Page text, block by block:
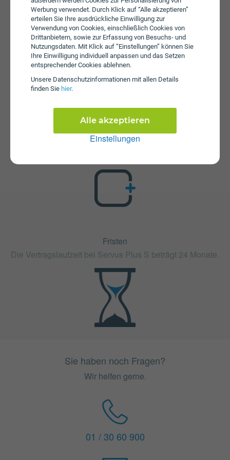
Werbung verwendet. Durch Klick auf “Alle akzeptieren”
erteilen Sie Ihre ausdrückliche Einwilligung zur
Verwendung von Cookies, einschließlich Cookies von
Drittanbietern, sowie zur Erfassung von Besuchs- und
Nutzungsdaten. Mit Klick auf “Einstellungen” können Sie
Ihre Einwilligung individuell anpassen und das Setzen
entsprechender Cookies ablehnen.
Unsere Daten­schutz­informationen mit allen Details
finden Sie hier.
Einstellungen
Alle akzeptieren
Servicepauschale beträgt € 12.
Servus Plus S ist mit verschiedenen Zusatzangeboten
erweiterbar. Mehr über kombinierbare Zusatzprodukte
erfahren Sie in unserm Handytarif-Rechner. Dort können
Sie den Tarif nach Belieben mit anderen Angeboten
Fristen
Die Vertragslaufzeit bei Servus Plus S beträgt 24 Monate.
Sie haben noch Fragen?
Wir helfen gerne.
01 / 30 60 900